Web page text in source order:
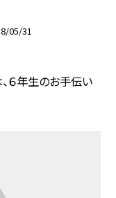
05/31
６年生のお手伝い